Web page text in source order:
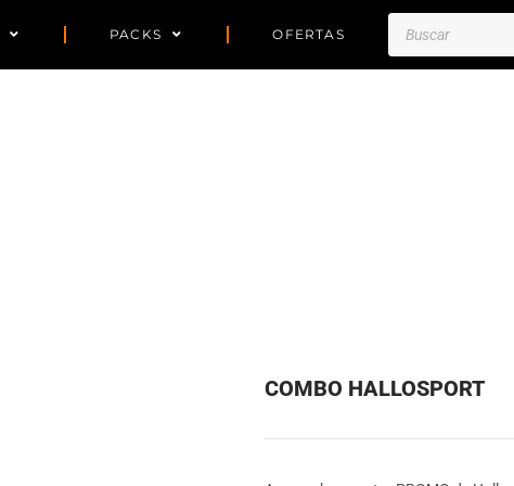
PACKS OFERTAS
productos
COMBO HALLOSPORT